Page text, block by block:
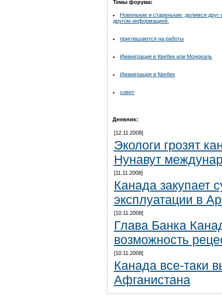
Темы форума:
Новенькие и старенькие, делимся друг
другом информацией.
приглашаются на работы
Иммиграция в Квебек или Монреаль
Иммиграция в Квебек
совет
Дневник:
[12.11.2008]
Экологи грозят
Нунавут
[11.11.2008]
Канада закупает
эксплуатации в
[10.11.2008]
Глава Банка
возможность
[10.11.2008]
Канада все-таки
Афганистана